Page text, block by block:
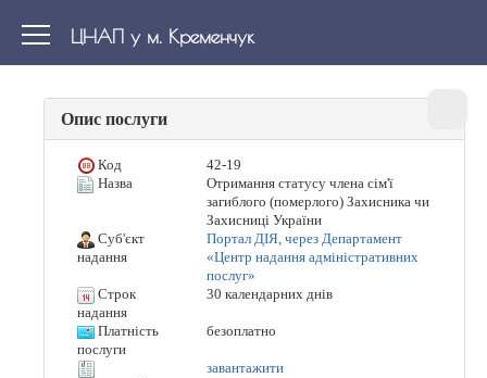
ЦНАП у м. Кременчук
Опис послуги
Код
42-19
Назва
Отримання статусу члена сім'ї
загиблого (померлого) Захисника чи
Захисниці України
Суб'єкт
надання
Портал ДІЯ, через Департамент
«Центр надання адміністративних
послуг»
Строк
надання
30 календарних днів
Платність
послуги
безоплатно
завантажити